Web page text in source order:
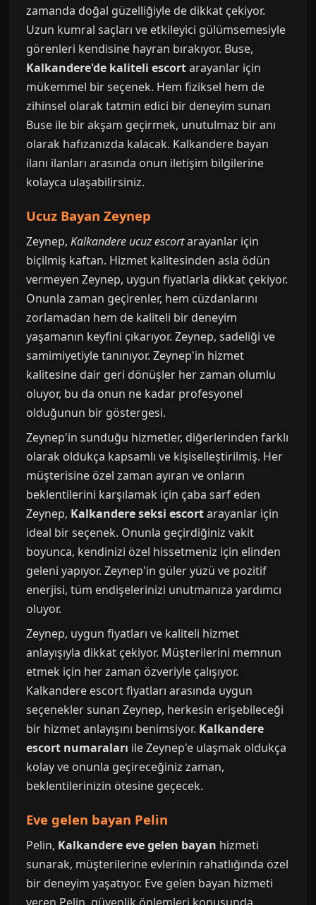
zamanda doğal güzelliğiyle de dikkat çekiyor.
Uzun kumral saçları ve etkileyici gülümsemesiyle
görenleri kendisine hayran bırakıyor. Buse,
Kalkandere'de kaliteli escortarayanlar için
mükemmel bir seçenek. Hem fiziksel hem de
zihinsel olarak tatmin edici bir deneyim sunan
Buse ile bir akşam geçirmek, unutulmaz bir anı
olarak hafızanızda kalacak. Kalkandere bayan
ilanı ilanları arasında onun iletişim bilgilerine
kolayca ulaşabilirsiniz.
Ucuz Bayan Zeynep
Zeynep, Kalkandere ucuz escortarayanlar için
biçilmiş kaftan. Hizmet kalitesinden asla ödün
vermeyen Zeynep, uygun fiyatlarla dikkat çekiyor.
Onunla zaman geçirenler, hem cüzdanlarını
zorlamadan hem de kaliteli bir deneyim
yaşamanın keyfini çıkarıyor. Zeynep, sadeliği ve
samimiyetiyle tanınıyor. Zeynep'in hizmet
kalitesine dair geri dönüşler her zaman olumlu
oluyor, bu da onun ne kadar profesyonel
olduğunun bir göstergesi.
Zeynep'in sunduğu hizmetler, diğerlerinden farklı
olarak oldukça kapsamlı ve kişiselleştirilmiş. Her
müşterisine özel zaman ayıran ve onların
beklentilerini karşılamak için çaba sarf eden
Zeynep, Kalkandere seksi escortarayanlar için
ideal bir seçenek. Onunla geçirdiğiniz vakit
boyunca, kendinizi özel hissetmeniz için elinden
geleni yapıyor. Zeynep'in güler yüzü ve pozitif
enerjisi, tüm endişelerinizi unutmanıza yardımcı
oluyor.
Zeynep, uygun fiyatları ve kaliteli hizmet
anlayışıyla dikkat çekiyor. Müşterilerini memnun
etmek için her zaman özveriyle çalışıyor.
Kalkandere escort fiyatları arasında uygun
seçenekler sunan Zeynep, herkesin erişebileceği
bir hizmet anlayışını benimsiyor. Kalkandere
escort numaraları ile Zeynep'e ulaşmak oldukça
kolay ve onunla geçireceğiniz zaman,
beklentilerinizin ötesine geçecek.
Eve gelen bayan Pelin
Pelin, Kalkandere eve gelen bayan hizmeti
sunarak, müşterilerine evlerinin rahatlığında özel
bir deneyim yaşatıyor. Eve gelen bayan hizmeti